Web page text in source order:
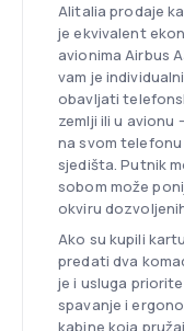
Alitalia prodaje
je ekvivalent
avionima Airbus
vam je
obavljati
zemlji ili u
na svom
sjedišta. Putnik
sobom može
okviru
Ako su kupili
predati dva
je i usluga
spavanje i
kabine koja